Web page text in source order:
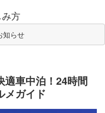
方
知らせ
適車中泊！24時間
メガイド